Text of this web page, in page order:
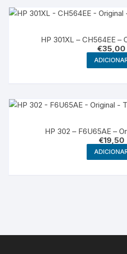
HP 301XL – CH564EE –
€35,00
HP 302 – F6U65AE –
€19,50